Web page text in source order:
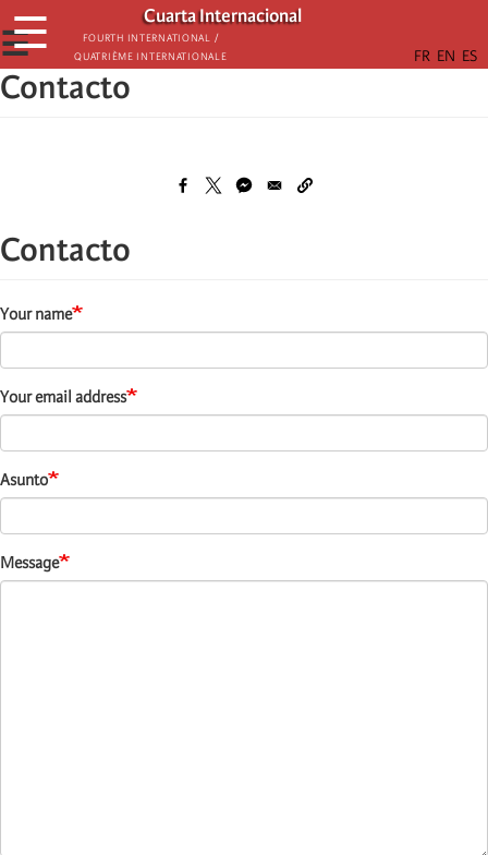
Skip
to
main
content
Cuarta Internacional
Fourth International /
Quatrième internationale
☰
☰
Contacto
Contacto
Your name
Your email address
Asunto
Message